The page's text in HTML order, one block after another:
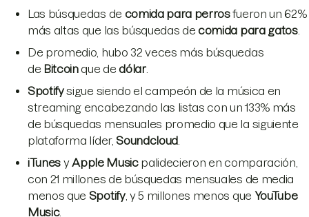
Las búsquedas de comida para perrosfueron un 62%
más altas que las búsquedas de comida para gatos.
De promedio, hubo 32 veces más búsquedas
de Bitcoinque de dólar.
Spotifysigue siendo el campeón de la música en
streaming encabezando las listas con un 133% más
de búsquedas mensuales promedio que la siguiente
plataforma líder, Soundcloud
iTunes yApple Musicpalidecieron en comparación,
con 21 millones de búsquedas mensuales de media
menos que Spotify, y 5 millones menos que YouTube
Music.